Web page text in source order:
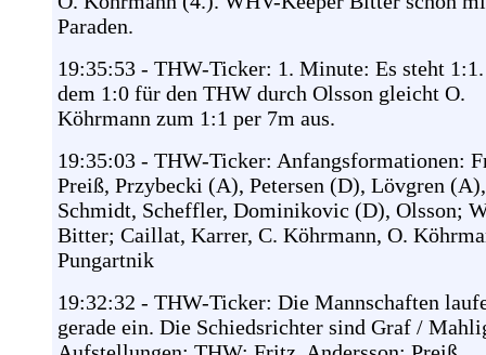
Paraden.
19:35:53 - THW-Ticker: 1. Minute: Es steht
dem 1:0 für den THW durch Olsson gleicht O.
Köhrmann zum 1:1 per 7m aus.
19:35:03 - THW-Ticker: Anfangsformationen:
Preiß, Przybecki (A), Petersen (D), Lövgren (A),
Schmidt, Scheffler, Dominikovic (D), Olsson;
Bitter; Caillat, Karrer, C. Köhrmann, O.
Pungartnik
19:32:32 - THW-Ticker: Die Mannschaften
gerade ein. Die Schiedsrichter sind Graf /